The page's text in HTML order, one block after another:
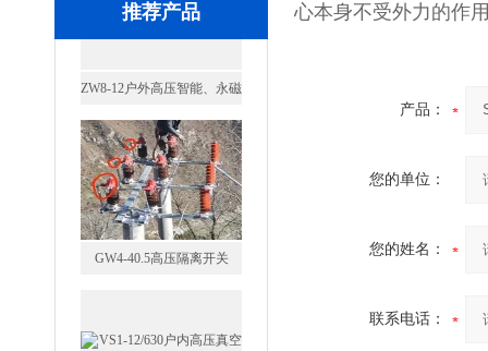
推荐产品
GW4-40.5高压隔离开关
心本身不受外力的作
产品：
您的单位：
您的姓名：
联系电话：